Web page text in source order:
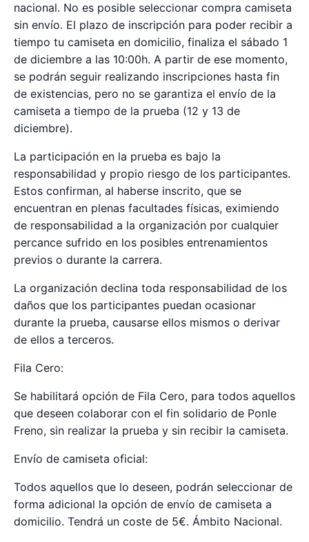
nacional. No es posible seleccionar compra camiseta
sin envío. El plazo de inscripción para poder recibir a
tiempo tu camiseta en domicilio, finaliza el sábado 1
de diciembre a las 10:00h. A partir de ese momento,
se podrán seguir realizando inscripciones hasta fin
de existencias, pero no se garantiza el envío de la
camiseta a tiempo de la prueba (12 y 13 de
diciembre).
La participación en la prueba es bajo la
responsabilidad y propio riesgo de los participantes.
Estos confirman, al haberse inscrito, que se
encuentran en plenas facultades físicas, eximiendo
de responsabilidad a la organización por cualquier
percance sufrido en los posibles entrenamientos
previos o durante la carrera.
La organización declina toda responsabilidad de los
daños que los participantes puedan ocasionar
durante la prueba, causarse ellos mismos o derivar
de ellos a terceros.
Fila Cero:
Se habilitará opción de Fila Cero, para todos aquellos
que deseen colaborar con el fin solidario de Ponle
Freno, sin realizar la prueba y sin recibir la camiseta.
Envío de camiseta oficial:
Todos aquellos que lo deseen, podrán seleccionar de
forma adicional la opción de envío de camiseta a
domicilio. Tendrá un coste de 5€. Ámbito Nacional.